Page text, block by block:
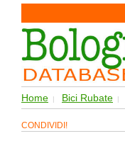
Home | Bici Rubate |
CONDIVIDI!